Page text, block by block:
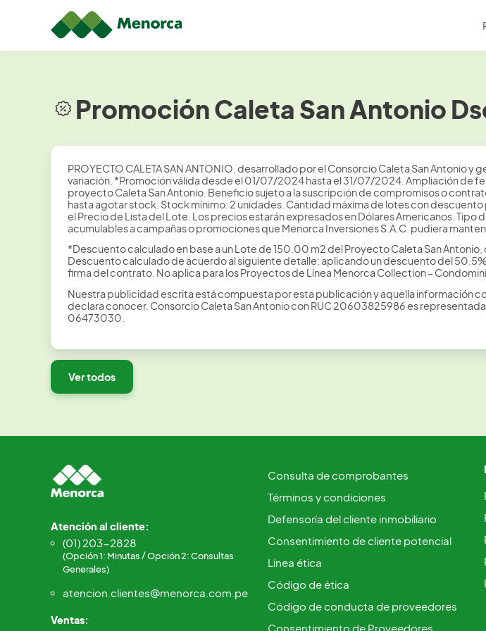
Promoción Caleta San Antonio
PROYECTO CALETA SAN ANTONIO, desarrollado por el Consorcio Caleta San Antonio
variación. *Promoción válida desde el 01/07/2024 hasta el 31/07/2024. Ampliación de
proyecto Caleta San Antonio. Beneficio sujeto a la suscripción de compromisos o
hasta agotar stock. Stock mínimo: 2 unidades. Cantidad máxima de lotes con
el Precio de Lista del Lote. Los precios estarán expresados en Dólares Americanos.
acumulables a campañas o promociones que Menorca Inversiones S.A.C. pudiera
*Descuento calculado en base a un Lote de 150.00 m2 del Proyecto Caleta San
Descuento calculado de acuerdo al siguiente detalle: aplicando un descuento del
firma del contrato. No aplica para los Proyectos de Línea Menorca Collection –
Nuestra publicidad escrita está compuesta por esta publicación y aquella información
declara conocer. Consorcio Caleta San Antonio con RUC 20603825986 es
06473030.
Ver todos
Atención al cliente:
(01) 203-2828
(Opción 1: Minutas / Opción 2: Consultas
Generales)
atencion.clientes@menorca.com.pe
Ventas:
Consulta de comprobantes
Términos y condiciones
Defensoría del cliente inmobiliario
Consentimiento de cliente potencial
Línea ética
Código de ética
Código de conducta de proveedores
Consentimiento de Proveedores